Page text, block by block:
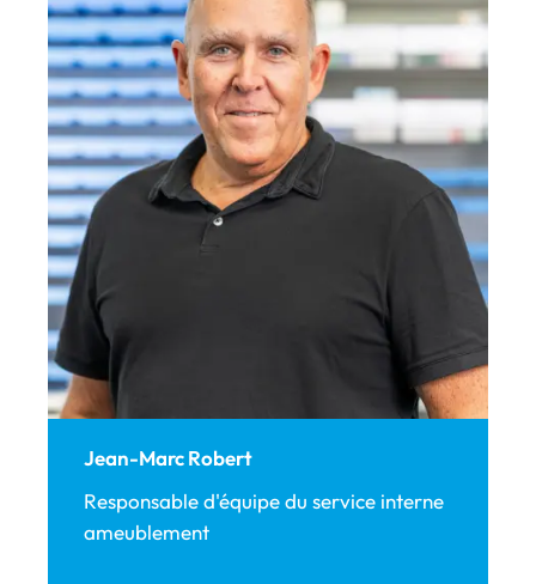
Jean-Marc Robert
Responsable d'équipe du service interne
ameublement